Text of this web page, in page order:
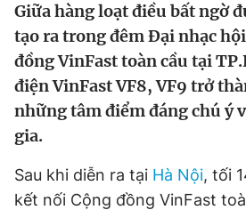
Video
Sản phẩm khác
Tiện ích
Thông tin tòa soạn Liên
Giữa hàng loạt điều bất ngờ
tạo ra trong đêm Đại nhạc
đồng VinFast toàn cầu tại
điện VinFast VF8, VF9 trở
những tâm điểm đáng chú ý
gia.
Sau khi diễn ra tại Hà Nội, tối
kết nối Cộng đồng VinFast